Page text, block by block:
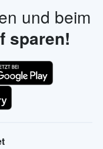
und beim
sparen!